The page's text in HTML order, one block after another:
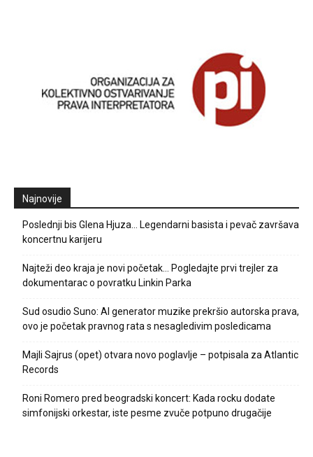
Najnovije
Poslednji bis Glena Hjuza… Legendarni basista i pevač završava
koncertnu karijeru
Najteži deo kraja je novi početak… Pogledajte prvi trejler za
dokumentarac o povratku Linkin Parka
Sud osudio Suno: AI generator muzike prekršio autorska prava,
ovo je početak pravnog rata s nesagledivim posledicama
Majli Sajrus (opet) otvara novo poglavlje – potpisala za Atlantic
Records
Roni Romero pred beogradski koncert: Kada rocku dodate
simfonijski orkestar, iste pesme zvuče potpuno drugačije